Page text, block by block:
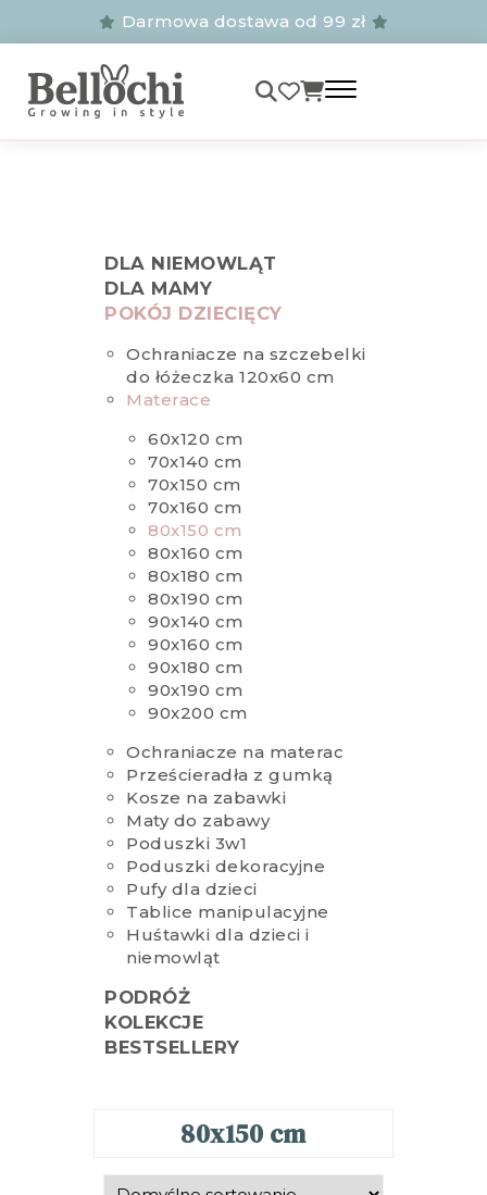
Darmowa dostawa od 99 zł
DLA NIEMOWLĄT
DLA MAMY
POKÓJ DZIECIĘCY
Ochraniacze na szczebelki
do łóżeczka 120x60 cm
Materace
60x120 cm
70x140 cm
70x150 cm
70x160 cm
80x150 cm
80x160 cm
80x180 cm
80x190 cm
90x140 cm
90x160 cm
90x180 cm
90x190 cm
90x200 cm
Ochraniacze na materac
Prześcieradła z gumką
Kosze na zabawki
Maty do zabawy
Poduszki 3w1
Poduszki dekoracyjne
Pufy dla dzieci
Tablice manipulacyjne
Huśtawki dla dzieci i
niemowląt
PODRÓŻ
KOLEKCJE
BESTSELLERY
80x150 cm